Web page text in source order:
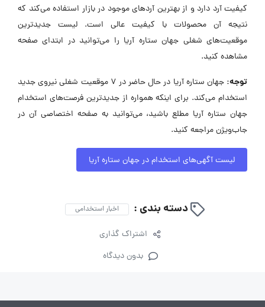
کیفیت آرد دارد و از بهترین آردهای موجود در بازار استفاده می‌کند که
نتیجه آن محصولات با کیفیت عالی است. لیست جدیدترین
موقعیت‌های شغلی جهان ستاره آریا را می‌توانید در ابتدای صفحه
مشاهده کنید.
توجه:
جهان ستاره آریا در حال حاضر در ۷ موقعیت شغلی نیروی جدید
استخدام می‌کند. برای اینکه همواره از جدیدترین فرصت‌های استخدام
جهان ستاره آریا مطلع باشید، می‌توانید به صفحه اختصاصی آن در
جاب‌ویژن مراجعه کنید.
لیست آگهی‌های استخدام در جهان ستاره آریا
دسته بندی : اخبار استخدامی
اشتراک گذاری
بدون دیدگاه